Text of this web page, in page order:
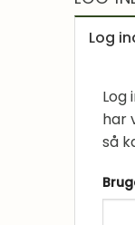
Log
Log
har
så